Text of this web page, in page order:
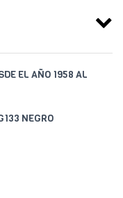
EL AÑO 1958 AL
NEGRO